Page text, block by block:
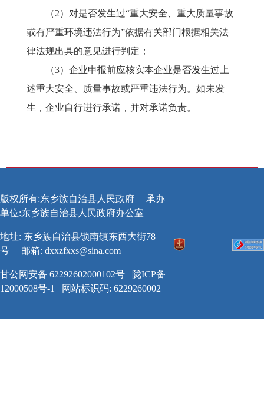
（2）对是否发生过“重大安全、重大质量事故
或有严重环境违法行为”依据有关部门根据相关法
律法规出具的意见进行判定；
（3）企业申报前应核实本企业是否发生过上
述重大安全、质量事故或严重违法行为。如未发
生，企业自行进行承诺，并对承诺负责。
版权所有:东乡族自治县人民政府
承办
单位:东乡族自治县人民政府办公室
地址: 东乡族自治县锁南镇东西大街78
号
邮箱: dxxzfxxs@sina.com
甘公网安备 62292602000102号
陇ICP备
12000508号-1
网站标识码: 6229260002